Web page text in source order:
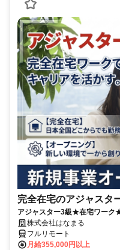
完全在宅のアジャスタ
アジャスター3級★在宅ワー
株式会社はなまる
フルリモート
月給355,000円以上